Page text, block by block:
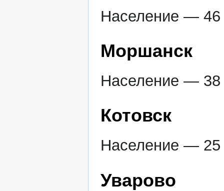
Население — 46
Моршанск
Население — 38
Котовск
Население — 25
Уварово